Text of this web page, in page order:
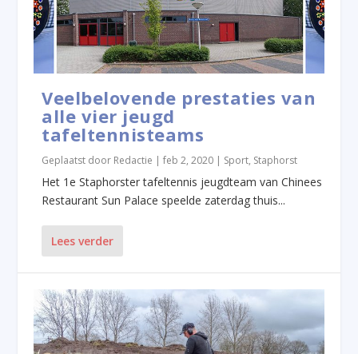
Veelbelovende prestaties van
alle vier jeugd
tafeltennisteams
Geplaatst door Redactie |feb 2, 2020 | Sport, Staphorst
Het 1e Staphorster tafeltennis jeugdteam van Chinees
Restaurant Sun Palace speelde zaterdag thuis...
Lees verder